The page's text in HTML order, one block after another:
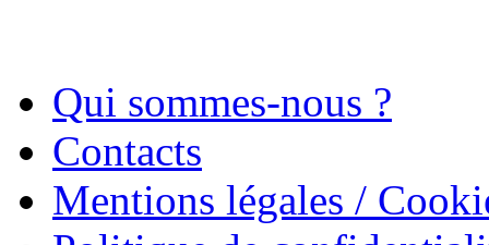
Qui sommes-nous ?
Contacts
Mentions légales /